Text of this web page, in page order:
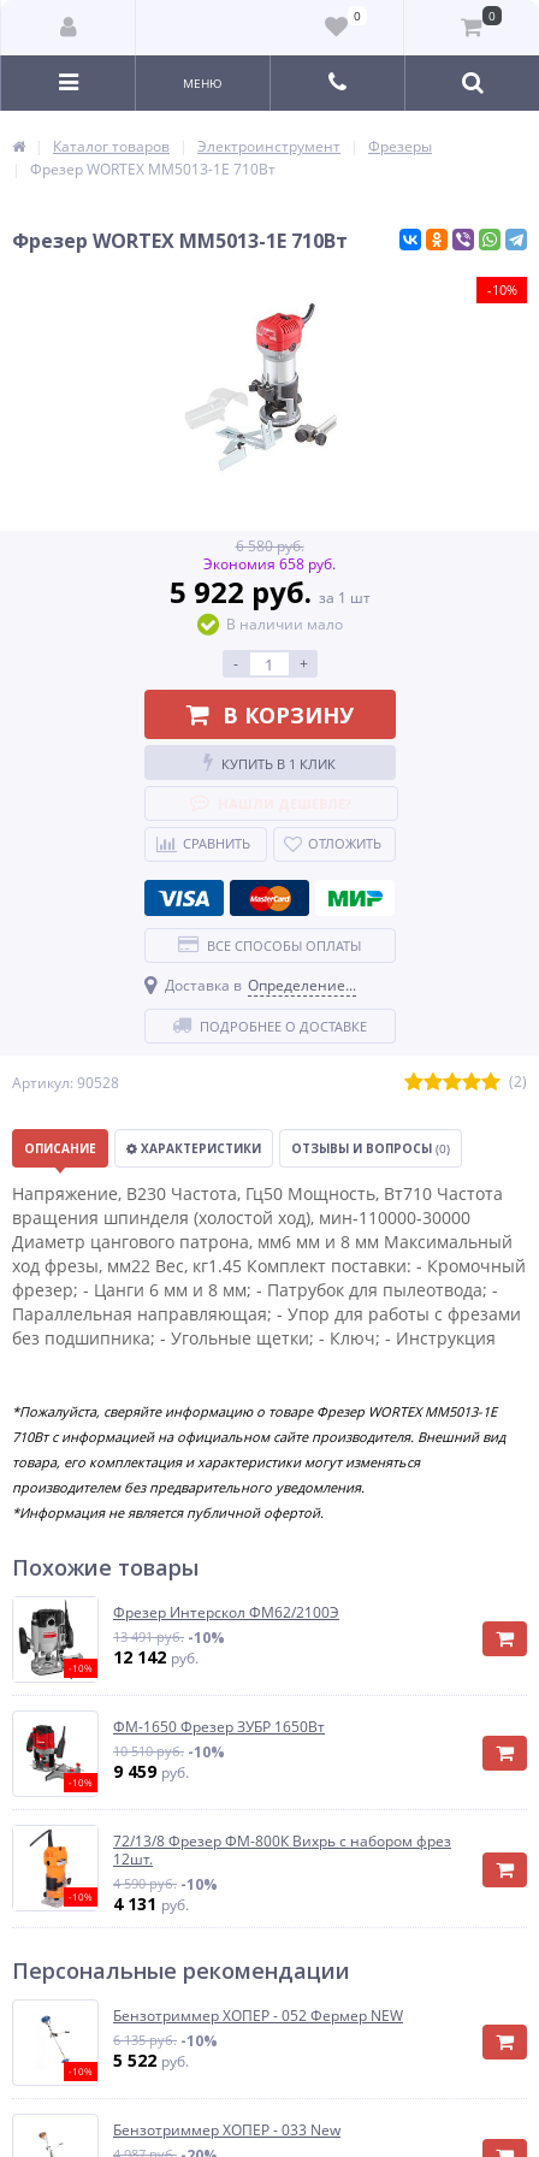
0 0
МЕНЮ
Каталог товаров Электроинструмент
Фрезеры
Фрезер WORTEX MM5013-1E 710Вт
Фрезер WORTEX MM5013-1E 710Вт
-10%
Артикул: 90528 (2)
6 580 руб.
Экономия 658 руб.
5 922 руб. за 1 шт
В наличии мало
-
+
В КОРЗИНУ
КУПИТЬ В 1 КЛИК
СРАВНИТЬ ОТЛОЖИТЬ
ВСЕ СПОСОБЫ ОПЛАТЫ
Доставка в Определение...
ПОДРОБНЕЕ О ДОСТАВКЕ
ОПИСАНИЕ ХАРАКТЕРИСТИКИ ОТЗЫВЫ И ВОПРОСЫ (0)
Напряжение, В230 Частота, Гц50 Мощность, Вт710 Частота
вращения шпинделя (холостой ход), мин-110000-30000
Диаметр цангового патрона, мм6 мм и 8 мм Максимальный
ход фрезы, мм22 Вес, кг1.45 Комплект поставки: - Кромочный
фрезер; - Цанги 6 мм и 8 мм; - Патрубок для пылеотвода; -
Параллельная направляющая; - Упор для работы с фрезами
без подшипника; - Угольные щетки; - Ключ; - Инструкция
*Пожалуйста, сверяйте информацию о товаре Фрезер WORTEX MM5013-1E
710Вт с информацией на официальном сайте производителя. Внешний вид
товара, его комплектация и характеристики могут изменяться
производителем без предварительного уведомления.
*Информация не является публичной офертой.
Похожие товары
-10%
Фрезер Интерскол ФМ62/2100Э
13 491 руб. -10%
12 142 руб.
-10%
ФМ-1650 Фрезер ЗУБР 1650Вт
10 510 руб. -10%
9 459 руб.
-10%
72/13/8 Фрезер ФМ-800К Вихрь с набором фрез
12шт.
4 590 руб. -10%
4 131 руб.
Персональные рекомендации
-10%
Бензотриммер ХОПЕР - 052 Фермер NEW
6 135 руб. -10%
5 522 руб.
Бензотриммер ХОПЕР - 033 New